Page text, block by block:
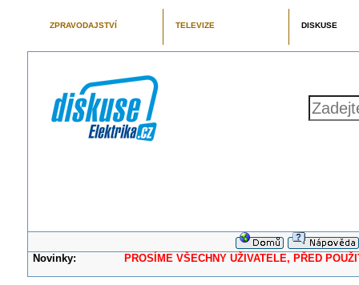
ZPRAVODAJSTVÍ TELEVIZE DISKUSE
Novinky: PROSÍME VŠECHNY UŽIVATELE, PŘED